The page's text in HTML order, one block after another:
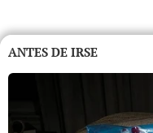
ANTES DE IRSE